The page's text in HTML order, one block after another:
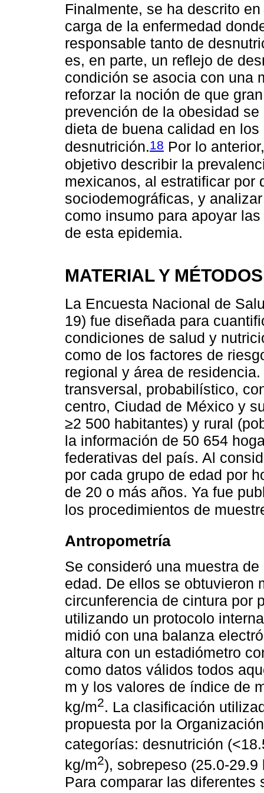
Finalmente, se ha descrito
carga de la enfermedad
responsable tanto de
es, en parte, un reflejo de
condición se asocia con una
reforzar la noción de que
prevención de la obesidad
dieta de buena calidad en
desnutrición.18 Por lo
objetivo describir la
mexicanos, al estratificar
sociodemográficas, y
como insumo para apoyar
de esta epidemia.
MATERIAL Y MÉTODOS
La Encuesta Nacional de
19) fue diseñada para
condiciones de salud y
como de los factores de
regional y área de
transversal, probabilístico,
centro, Ciudad de México y
≥2 500 habitantes) y rural
la información de 50 654
federativas del país. Al
por cada grupo de edad por
de 20 o más años. Ya fue
los procedimientos de
Antropometría
Se consideró una muestra
edad. De ellos se obtuvieron
circunferencia de cintura por
utilizando un protocolo
midió con una balanza
altura con un estadiómetro
como datos válidos todos
m y los valores de índice de
kg/m2. La clasificación
propuesta por la
categorías: desnutrición
kg/m2), sobrepeso (25.0-29.9
Para comparar las